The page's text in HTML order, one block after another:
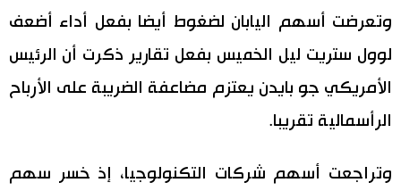
وتعرضت أسهم اليابان لضغوط أيضا بفعل أداء أضعف
لوول ستريت ليل الخميس بفعل تقارير ذكرت أن الرئيس
الأمريكي جو بايدن يعتزم مضاعفة الضريبة على الأرباح
الرأسمالية تقريبا.
وتراجعت أسهم شركات التكنولوجيا، إذ خسر سهم